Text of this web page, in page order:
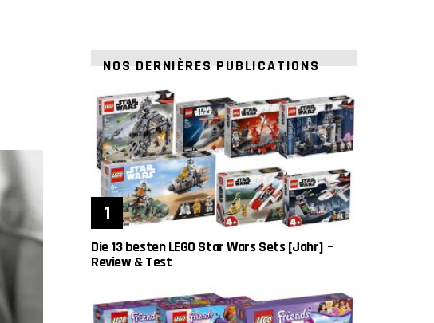
NOS DERNIÈRES PUBLICATIONS
Die 13 besten LEGO Star Wars Sets [Jahr] –
Review & Test